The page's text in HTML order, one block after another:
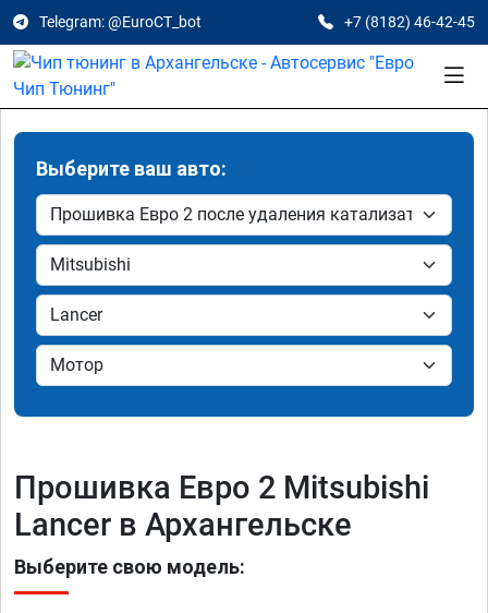
Telegram: @EuroCT_bot +7 (8182) 46-42-45
Выберите ваш авто:
Прошивка Евро 2 Mitsubishi
Lancer в Архангельске
Выберите свою модель: